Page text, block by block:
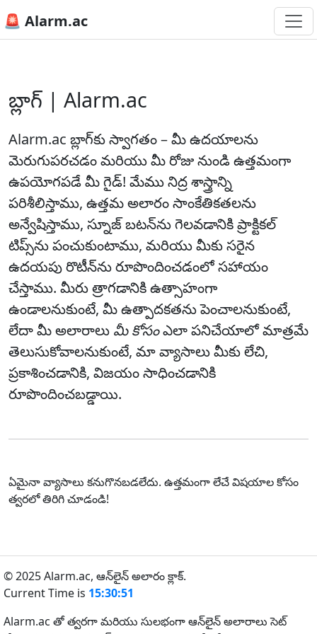
🚨 Alarm.ac
బ్లాగ్ | Alarm.ac
Alarm.ac బ్లాగ్‌కు స్వాగతం – మీ ఉదయాలను
మెరుగుపరచడం మరియు మీ రోజు నుండి ఉత్తమంగా
ఉపయోగపడే మీ గైడ్! మేము నిద్ర శాస్త్రాన్ని
పరిశీలిస్తాము, ఉత్తమ అలారం సాంకేతికతలను
అన్వేషిస్తాము, స్నూజ్ బటన్‌ను గెలవడానికి ప్రాక్టికల్
టిప్స్‌ను పంచుకుంటాము, మరియు మీకు సరైన
ఉదయపు రొటీన్‌ను రూపొందించడంలో సహాయం
చేస్తాము. మీరు త్రాగడానికి ఉత్సాహంగా
ఉండాలనుకుంటే, మీ ఉత్పాదకతను పెంచాలనుకుంటే,
లేదా మీ అలారాలు మీ కోసంఎలా పనిచేయాలో మాత్రమే
తెలుసుకోవాలనుకుంటే, మా వ్యాసాలు మీకు లేచి,
ప్రకాశించడానికి, విజయం సాధించడానికి
రూపొందించబడ్డాయి.
ఏమైనా వ్యాసాలు కనుగొనబడలేదు. ఉత్తమంగా లేచే విషయాల కోసం
త్వరలో తిరిగి చూడండి!
© 2025 Alarm.ac, ఆన్‌లైన్ అలారం క్లాక్.
Current Time is 15:30:51
Alarm.ac తో త్వరగా మరియు సులభంగా ఆన్‌లైన్ అలారాలు సెట్